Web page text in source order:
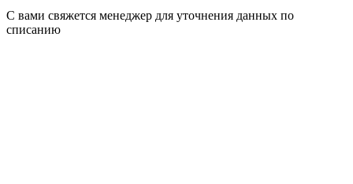
С вами свяжется менеджер для уточнения данных по
списанию